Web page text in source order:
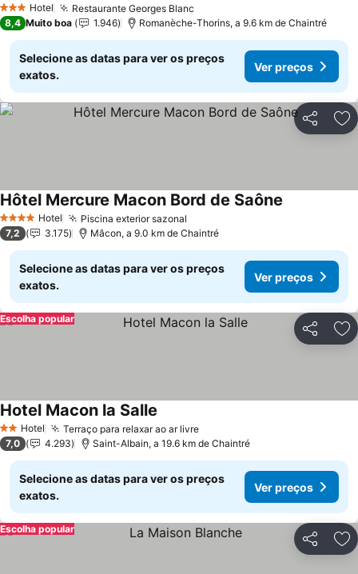
3 EstrelasHotel Restaurante Georges Blanc
8,4 Muito boa 1.946 Romanèche-Thorins, a 9.6 km de Chaintré
Selecione as datas para ver os preços
exatos.
Ver preços
Partilhar
4 EstrelasHotel Piscina exterior sazonal
Hôtel Mercure Macon Bord de Saône
7,2 3.175 Mâcon, a 9.0 km de Chaintré
Selecione as datas para ver os preços
exatos.
Ver preços
Partilhar
Escolha popular
2 Estrelas
Hotel Terraço para relaxar ao ar livre
Hotel Macon la Salle
7,0 4.293 Saint-Albain, a 19.6 km de Chaintré
Selecione as datas para ver os preços
exatos.
Ver preços
Partilhar
Escolha popular